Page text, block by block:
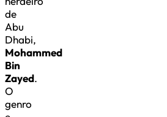
de
Abu
Dhabi,
Mohammed
Bin
Zayed.
O
genro